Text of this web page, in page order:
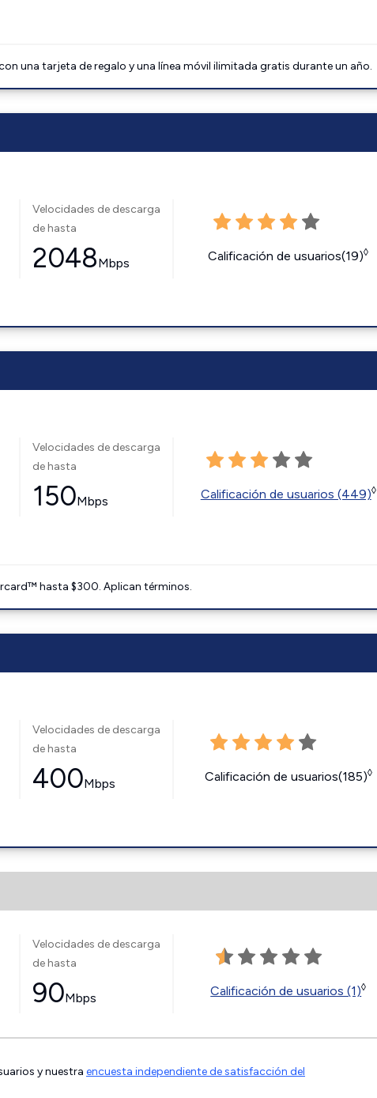
una tarjeta de regalo y una línea móvil ilimitada gratis durante un año.
Velocidades de descarga
de hasta
2048Mbps Calificación de usuarios(19)◊
Velocidades de descarga
de hasta
150Mbps Calificación de usuarios (449)◊
hasta $300. Aplican términos.
Velocidades de descarga
de hasta
400Mbps Calificación de usuarios(185)◊
Velocidades de descarga
de hasta
90Mbps Calificación de usuarios (1)◊
y nuestra encuesta independiente de satisfacción del